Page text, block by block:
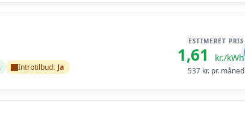
Introtilbud: Ja
ESTIMERET PRIS
1,61 kr./kWh
537 kr. pr. måned